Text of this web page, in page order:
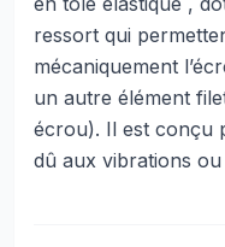
ressort qui
mécaniquement
un autre élément
écrou). Il est conçu
dû aux vibrations